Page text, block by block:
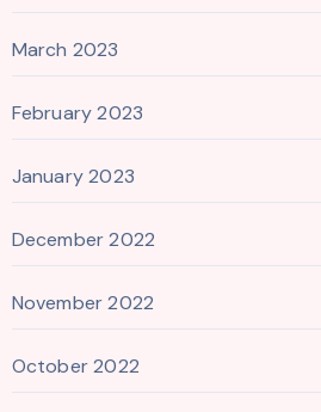
March 2023
February 2023
January 2023
December 2022
November 2022
October 2022